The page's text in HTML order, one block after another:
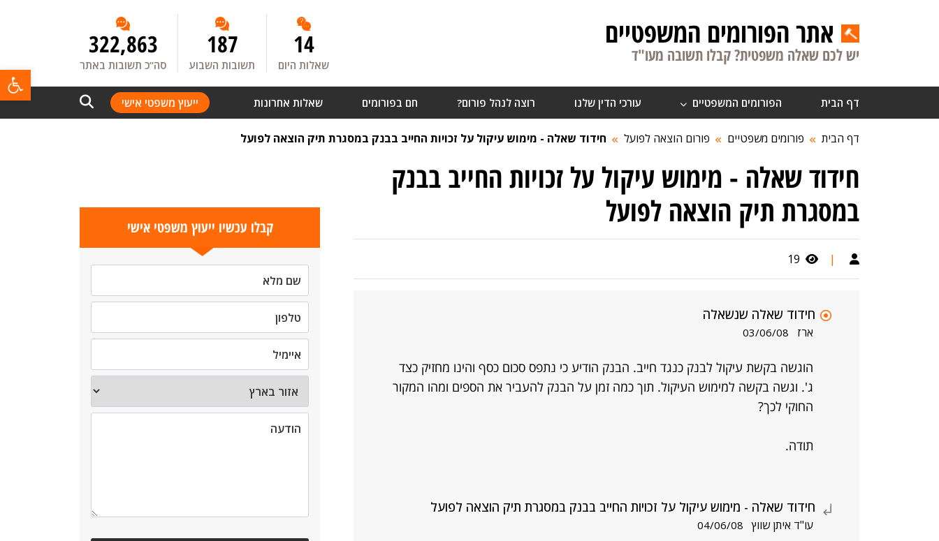
אתר הפורומים המשפטיים
יש לכם שאלה משפטית? קבלו תשובה מעו"ד 14
שאלות היום
187
תשובות השבוע
322,863
סה”כ תשובות באתר
דף הבית הפורומים המשפטיים עורכי הדין שלנו רוצה לנהל פורום? חם בפורומים שאלות אחרונות ייעוץ משפטי אישי
דף הבית פורומים משפטיים פורום הוצאה לפועל חידוד שאלה - מימוש עיקול על זכויות החייב בבנק במסגרת תיק הוצאה לפועל
חידוד שאלה - מימוש עיקול על זכויות החייב בבנק
במסגרת תיק הוצאה לפועל
|
19
חידוד שאלה שנשאלה
ארז 03/06/08
הוגשה בקשת עיקול לבנק כנגד חייב. הבנק הודיע כי נתפס סכום כסף והינו מחזיק כצד
ג'. וגשה בקשה למימוש העיקול. תוך כמה זמן על הבנק להעביר את הספים ומהו המקור
החוקי לכך?
תודה.
חידוד שאלה - מימוש עיקול על זכויות החייב בבנק במסגרת תיק הוצאה לפועל
עו"ד איתן שווץ 04/06/08
קבלו עכשיו ייעוץ משפטי אישי